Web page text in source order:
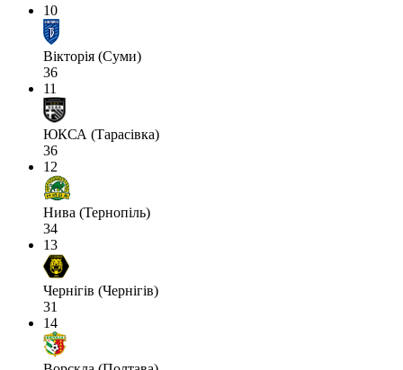
10
Вікторія (Суми)
36
11
ЮКСА (Тарасівка)
36
12
Нива (Тернопіль)
34
13
Чернігів (Чернігів)
31
14